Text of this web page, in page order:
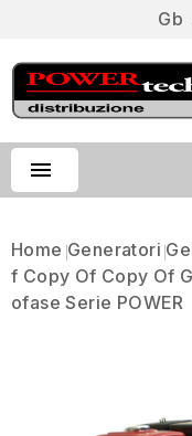
Gb

Home Generatori
F Copy Of Copy Of
Ofase Serie POWER